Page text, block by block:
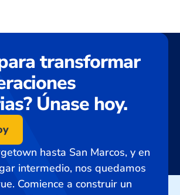
transformar
Únase hoy.
hasta San Marcos, y en
intermedio, nos quedamos
Comience a construir un